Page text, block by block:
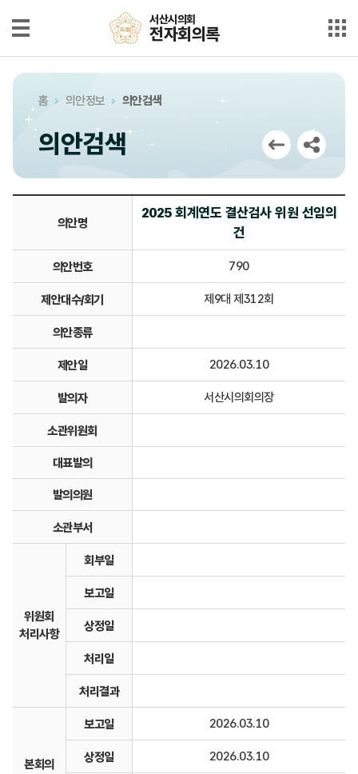
서산시의회
전자회의록
최근회의록
단순검색
상세검색
부록검색
시정질문
5분자유발언
의안정보
서산시의회
전자회의록
홈 의안정보 의안검색
의안검색
의안명
2025 회계연도 결산검사 위원 선임의
건
의안번호 790
제안대수/회기 제9대 제312회
의안종류
제안일 2026.03.10
발의자 서산시의회의장
소관위원회
대표발의
발의의원
소관부서
위원회
처리사항
회부일
보고일
상정일
처리일
처리결과
본회의
보고일 2026.03.10
상정일 2026.03.10